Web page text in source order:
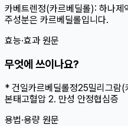
카베트렌정(카르베딜롤): 하나제
주성분은 카르베딜롤입니다.
효능·효과 원문
무엇에 쓰이나요?
* 건일카르베딜롤정25밀리그람
본태고혈압 2. 만성 안정협심증
용법·용량 원문